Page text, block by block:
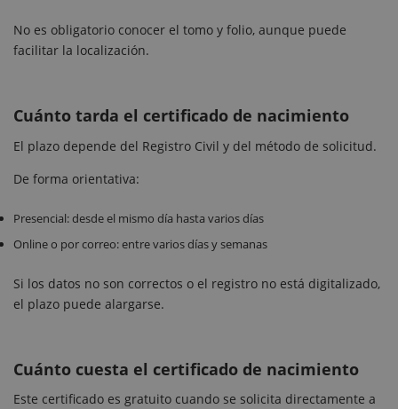
No es obligatorio conocer el tomo y folio, aunque puede
facilitar la localización.
Cuánto tarda el certificado de nacimiento
El plazo depende del Registro Civil y del método de solicitud.
De forma orientativa:
Presencial: desde el mismo día hasta varios días
Online o por correo: entre varios días y semanas
Si los datos no son correctos o el registro no está digitalizado,
el plazo puede alargarse.
Cuánto cuesta el certificado de nacimiento
Este certificado es gratuito cuando se solicita directamente a